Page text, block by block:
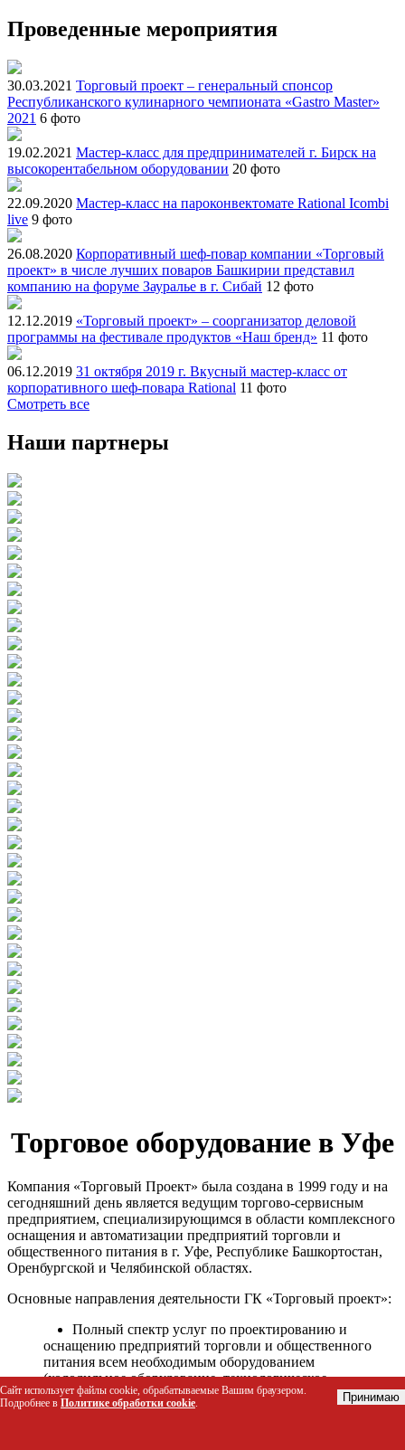
Проведенные мероприятия
30.03.2021 Торговый проект – генеральный спонсор
Республиканского кулинарного чемпионата «Gastro Master»
2021 6 фото
19.02.2021 Мастер-класс для предпринимателей г. Бирск на
высокорентабельном оборудовании 20 фото
22.09.2020 Мастер-класс на пароконвектомате Rational Icombi
live 9 фото
26.08.2020 Корпоративный шеф-повар компании «Торговый
проект» в числе лучших поваров Башкирии представил
компанию на форуме Зауралье в г. Сибай 12 фото
12.12.2019 «Торговый проект» – соорганизатор деловой
программы на фестивале продуктов «Наш бренд» 11 фото
06.12.2019 31 октября 2019 г. Вкусный мастер-класс от
корпоративного шеф-повара Rational 11 фото
Смотреть все
Наши партнеры
Торговое оборудование в Уфе
Компания «Торговый Проект» была создана в 1999 году и на
сегодняшний день является ведущим торгово-сервисным
предприятием, специализирующимся в области комплексного
оснащения и автоматизации предприятий торговли и
общественного питания в г. Уфе, Республике Башкортостан,
Оренбургской и Челябинской областях.
Основные направления деятельности ГК «Торговый проект»:
Полный спектр услуг по проектированию и
оснащению предприятий торговли и общественного
питания всем необходимым оборудованием
(холодильное оборудование, технологическое
оборудование, стеллажное оборудование и т.д.);
Автоматизация торговых процессов и внедрения
Сайт использует файлы cookie, обрабатываемые Вашим браузером.
Подробнее в Политике обработки cookie. Принимаю